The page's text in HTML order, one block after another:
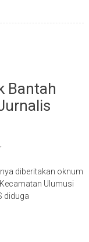
Bantah
diberitakan oknum
Ulumusi
diduga